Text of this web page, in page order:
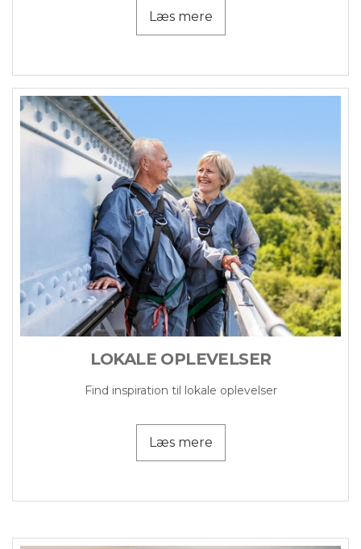
Læs mere
LOKALE OPLEVELSER
Find inspiration til lokale oplevelser
Læs mere